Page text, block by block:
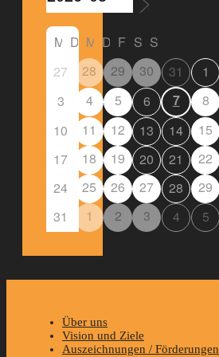
M D M D F S S
27
28 29 30 31 1
3
4 5 6 7 8
10
11 12 13 14 15
17
18 19 20 21 22
24
25 26 27 28 29
31
1 2 3 4 5
Über uns
Vision und Ziele
Auszeichnungen / Förderungen